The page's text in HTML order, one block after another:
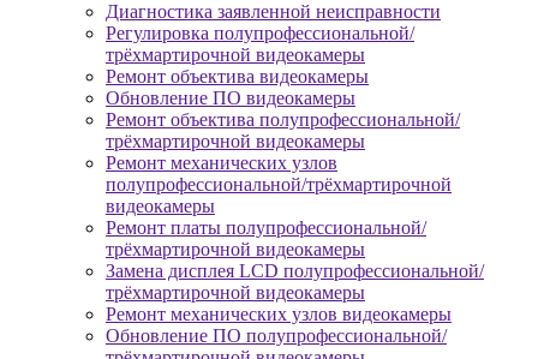
Диагностика заявленной неисправности
Регулировка полупрофессиональной/
трёхмартирочной видеокамеры
Ремонт объектива видеокамеры
Обновление ПО видеокамеры
Ремонт объектива полупрофессиональной/
трёхмартирочной видеокамеры
Ремонт механических узлов
полупрофессиональной/трёхмартирочной
видеокамеры
Ремонт платы полупрофессиональной/
трёхмартирочной видеокамеры
Замена дисплея LCD полупрофессиональной/
трёхмартирочной видеокамеры
Ремонт механических узлов видеокамеры
Обновление ПО полупрофессиональной/